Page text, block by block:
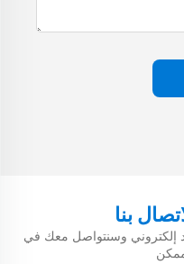
بنا
إلكتروني وسنتواصل معك في